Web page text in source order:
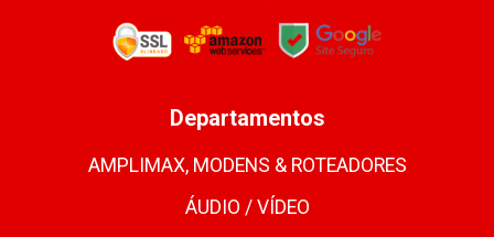
Departamentos
AMPLIMAX, MODENS & ROTEADORES
ÁUDIO / VÍDEO